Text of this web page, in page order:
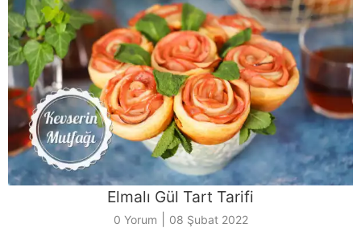
Elmalı Gül Tart Tarifi
0 Yorum 08 Şubat 2022